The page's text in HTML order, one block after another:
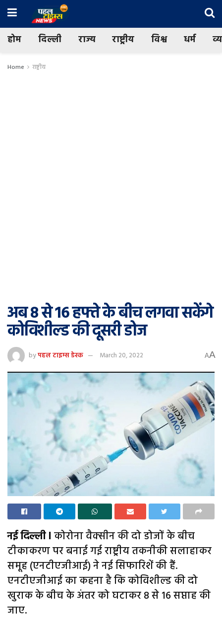
होम दिल्ली राज्य राष्ट्रीय विश्व धर्म
Home राष्ट्रीय
अब 8 से 16 हफ्ते के बीच लगवा सकेंगे
कोविशील्ड की दूसरी डोज
byपहल टाइम्स डेस्क March 20, 2022 AA
नई दिल्ली lकोरोना वैक्सीन की दो डोजों के बीच
टीकाकरण पर बनाई गई राष्ट्रीय तकनीकी सलाहाकर
समूह (एनटीएजीआई) ने नई सिफारिशें की हैं.
एनटीएजीआई का कहना है कि कोविशील्ड की दो
खुराक के बीच के अंतर को घटाकर 8 से 16 सप्ताह की
जाए.